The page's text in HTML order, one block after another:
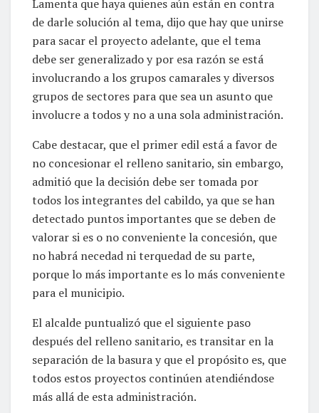
Lamenta que haya quienes aún están en contra
de darle solución al tema, dijo que hay que unirse
para sacar el proyecto adelante, que el tema
debe ser generalizado y por esa razón se está
involucrando a los grupos camarales y diversos
grupos de sectores para que sea un asunto que
involucre a todos y no a una sola administración.
Cabe destacar, que el primer edil está a favor de
no concesionar el relleno sanitario, sin embargo,
admitió que la decisión debe ser tomada por
todos los integrantes del cabildo, ya que se han
detectado puntos importantes que se deben de
valorar si es o no conveniente la concesión, que
no habrá necedad ni terquedad de su parte,
porque lo más importante es lo más conveniente
para el municipio.
El alcalde puntualizó que el siguiente paso
después del relleno sanitario, es transitar en la
separación de la basura y que el propósito es, que
todos estos proyectos continúen atendiéndose
más allá de esta administración.